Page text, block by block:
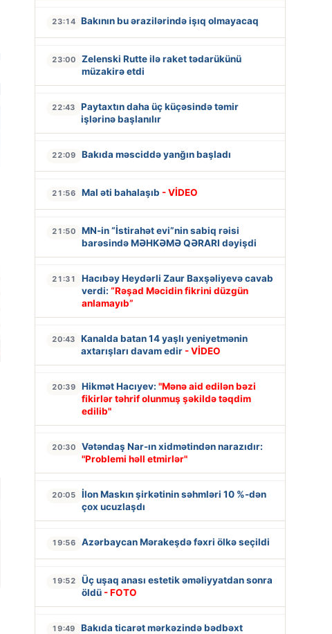
23:14 Bakının bu ərazilərində işıq olmayacaq
23:00
Zelenski Rutte ilə raket tədarükünü
müzakirə etdi
22:43
Paytaxtın daha üç küçəsində təmir
işlərinə başlanılır
22:09 Bakıda məsciddə yanğın başladı
21:56 Mal əti bahalaşıb - VİDEO
21:50
MN-in “İstirahət evi”nin sabiq rəisi
barəsində MƏHKƏMƏ QƏRARI dəyişdi
21:31
Hacıbəy Heydərli Zaur Baxşəliyevə cavab
verdi: “Rəşad Məcidin fikrini düzgün
anlamayıb”
20:43
Kanalda batan 14 yaşlı yeniyetmənin
axtarışları davam edir - VİDEO
20:39 Hikmət Hacıyev: "Mənə aid edilən bəzi
fikirlər təhrif olunmuş şəkildə təqdim
edilib"
20:30
Vətəndaş Nar-ın xidmətindən narazıdır:
"Problemi həll etmirlər"
20:05
İlon Maskın şirkətinin səhmləri 10 %-dən
çox ucuzlaşdı
19:56 Azərbaycan Mərakeşdə fəxri ölkə seçildi
19:52
Üç uşaq anası estetik əməliyyatdan sonra
öldü - FOTO
19:49 Bakıda ticarət mərkəzində bədbəxt